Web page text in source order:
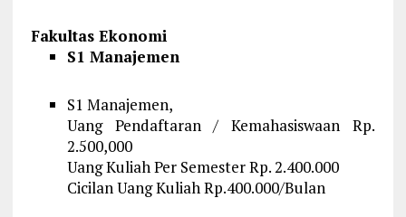
Fakultas Ekonomi
S1 Manajemen
S1 Manajemen,
Uang Pendaftaran / Kemahasiswaan Rp.
2.500,000
Uang Kuliah Per Semester Rp. 2.400.000
Cicilan Uang Kuliah Rp.400.000/Bulan